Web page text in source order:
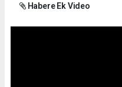
Habere Ek Video